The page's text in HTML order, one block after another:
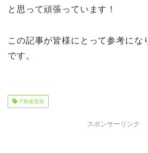
と思って頑張っています！
この記事が皆様にとって参考にな
です。
不動産投資
スポンサーリンク